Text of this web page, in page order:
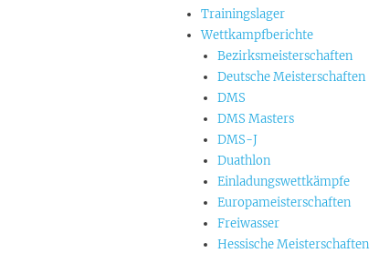
Trainingslager
Wettkampfberichte
Bezirksmeisterschaften
Deutsche Meisterschaften
DMS
DMS Masters
DMS-J
Duathlon
Einladungswettkämpfe
Europameisterschaften
Freiwasser
Hessische Meisterschaften